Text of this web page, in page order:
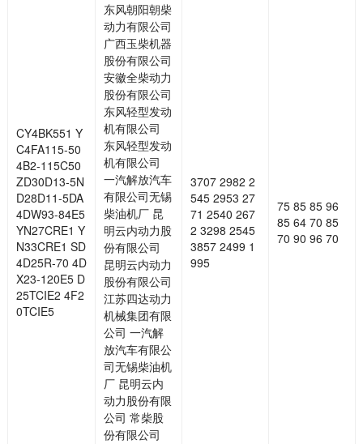
CY4BK551 Y
C4FA115-50
4B2-115C50
ZD30D13-5N
D28D11-5DA
4DW93-84E5
YN27CRE1 Y
N33CRE1 SD
4D25R-70 4D
X23-120E5 D
25TCIE2 4F2
0TCIE5
东风朝阳朝柴
动力有限公司
广西玉柴机器
股份有限公司
安徽全柴动力
股份有限公司
东风轻型发动
机有限公司
东风轻型发动
机有限公司
一汽解放汽车
有限公司无锡
柴油机厂 昆
明云内动力股
份有限公司
昆明云内动力
股份有限公司
江苏四达动力
机械集团有限
公司 一汽解
放汽车有限公
司无锡柴油机
厂 昆明云内
动力股份有限
公司 常柴股
份有限公司
3707 2982 2
545 2953 27
71 2540 267
2 3298 2545
3857 2499 1
995
75 85 85 96
85 64 70 85
70 90 96 70